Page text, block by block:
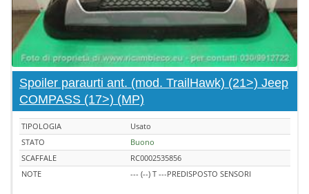
Spoiler paraurti ant. (mod. TrailHawk) (21>) Jeep
COMPASS (17>) (MP)
TIPOLOGIA
Usato
STATO
Buono
SCAFFALE
RC0002535856
NOTE
--- (--) T ---PREDISPOSTO SENSORI